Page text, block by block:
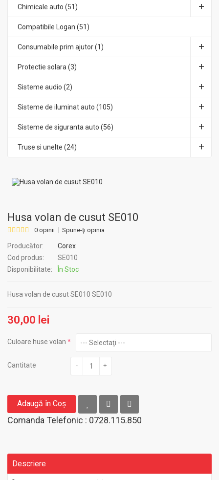
Chimicale auto (51)
Compatibile Logan (51)
Consumabile prim ajutor (1)
Protectie solara (3)
Sisteme audio (2)
Sisteme de iluminat auto (105)
Sisteme de siguranta auto (56)
Truse si unelte (24)
Husa volan de cusut SE010
0 opinii Spune-ţi opinia
Producător:
Corex
Cod produs:
SE010
Disponibilitate:
În Stoc
Husa volan de cusut SE010 SE010
30,00 lei
Culoare huse volan
Cantitate - +
Adaugă în Coş
Comanda Telefonic : 0728.115.850
Descriere